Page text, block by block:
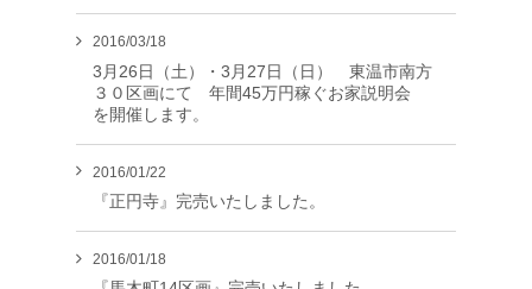
2016/03/18
3月26日（土）・3月27日（日） 東温市南方
３０区画にて 年間45万円稼ぐお家説明会
を開催します。
2016/01/22
『正円寺』完売いたしました。
2016/01/18